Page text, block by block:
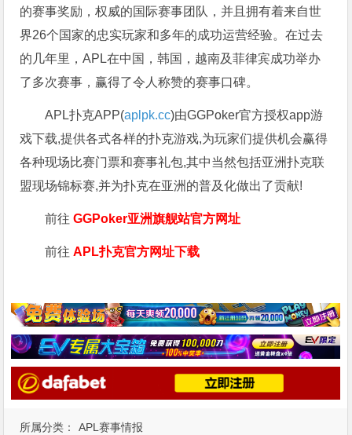
所属分类： APL赛事情报
的赛事奖励，权威的国际赛事团队，并且拥有着来自世
界26个国家的忠实玩家和多年的成功运营经验。在过去
的几年里，APL在中国，韩国，越南及菲律宾成功举办
了多次赛事，赢得了令人称赞的赛事口碑。
APL扑克APP(aplpk.cc)由GGPoker官方授权app游
戏下载,提供各式各样的扑克游戏,为玩家们提供机会赢得
各种现场比赛门票和赛事礼包,其中当然包括亚洲扑克联
盟现场锦标赛,并为扑克在亚洲的普及化做出了贡献!
前往GGPoker亚洲旗舰站官方网址
前往APL扑克官方网址下载